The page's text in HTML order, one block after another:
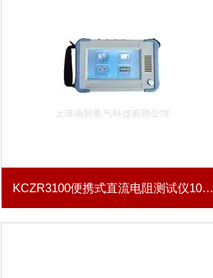
KCZR3100便携式直流电阻测试仪10A微欧计